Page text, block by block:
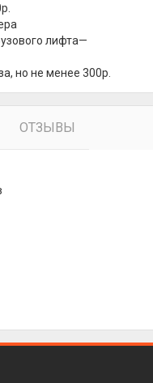
лифта—
но не менее 300р.
ОТЗЫВЫ